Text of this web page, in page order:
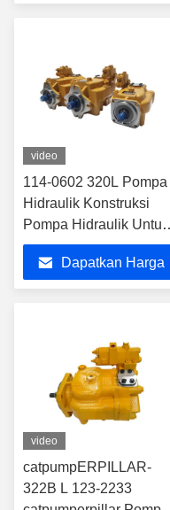
video
114-0602 320L Pompa
Hidraulik Konstruksi
Pompa Hidraulik Untuk
catpumperpillar
Dapatkan Harga
video
catpumpERPILLAR-
322B L 123-2233